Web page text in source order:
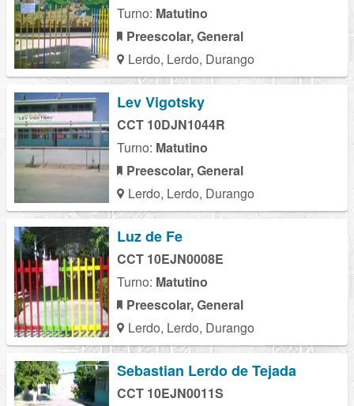
Turno: Matutino
Preescolar, General
Lerdo, Lerdo, Durango
Lev Vigotsky
CCT 10DJN1044R
Turno: Matutino
Preescolar, General
Lerdo, Lerdo, Durango
Luz de Fe
CCT 10EJN0008E
Turno: Matutino
Preescolar, General
Lerdo, Lerdo, Durango
Sebastian Lerdo de Tejada
CCT 10EJN0011S